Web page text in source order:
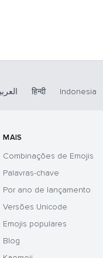
हिन्दी Indonesia
MAIS
Combinações de Emojis
Palavras-chave
Por ano de lançamento
Versões Unicode
Emojis populares
Blog